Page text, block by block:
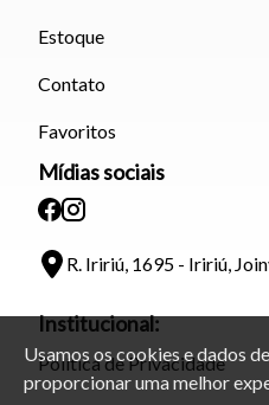
Usamos os cookies e dados
proporcionar uma melhor
Estoque
Contato
Favoritos
Mídias sociais
R. Iririú, 1695 - Iririú,
Institucional:
Política de Privacidade